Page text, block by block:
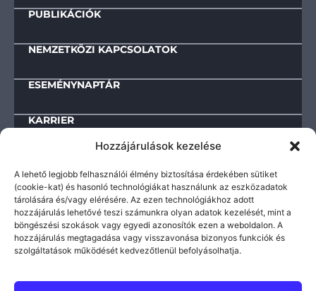
Hozzájárulások kezelése
A lehető legjobb felhasználói élmény biztosítása érdekében sütiket
(cookie-kat) és hasonló technológiákat használunk az eszközadatok
tárolására és/vagy elérésére. Az ezen technológiákhoz adott
hozzájárulás lehetővé teszi számunkra olyan adatok kezelését, mint a
böngészési szokások vagy egyedi azonosítók ezen a weboldalon. A
hozzájárulás megtagadása vagy visszavonása bizonyos funkciók és
szolgáltatások működését kedvezőtlenül befolyásolhatja.
PUBLIKÁCIÓK
NEMZETKÖZI KAPCSOLATOK
ESEMÉNYNAPTÁR
KARRIER
Letölthető dokumentumok
IMPRESSZUM
TEVÉKENYSÉGRE ÉS MŰKÖDÉSRE VONATKOZÓ ADATOK